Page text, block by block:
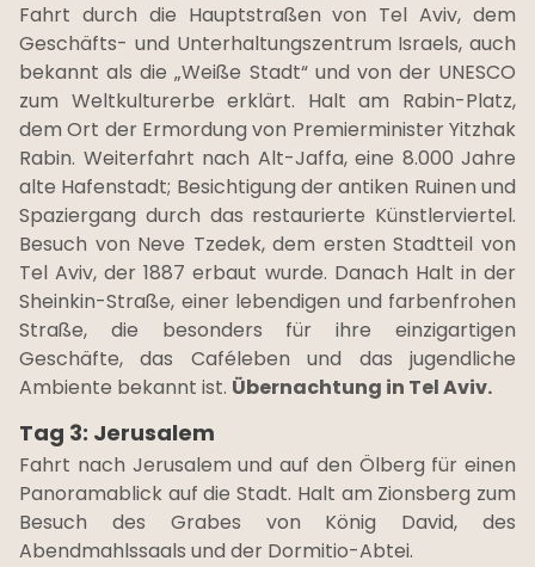
Fahrt durch die Hauptstraßen von Tel Aviv, dem
Geschäfts- und Unterhaltungszentrum Israels, auch
bekannt als die „Weiße Stadt“ und von der UNESCO
zum Weltkulturerbe erklärt. Halt am Rabin-Platz,
dem Ort der Ermordung von Premierminister Yitzhak
Rabin. Weiterfahrt nach Alt-Jaffa, eine 8.000 Jahre
alte Hafenstadt; Besichtigung der antiken Ruinen und
Spaziergang durch das restaurierte Künstlerviertel.
Besuch von Neve Tzedek, dem ersten Stadtteil von
Tel Aviv, der 1887 erbaut wurde. Danach Halt in der
Sheinkin-Straße, einer lebendigen und farbenfrohen
Straße, die besonders für ihre einzigartigen
Geschäfte, das Caféleben und das jugendliche
Ambiente bekannt ist. Übernachtung in Tel Aviv.
Tag 3: Jerusalem
Fahrt nach Jerusalem und auf den Ölberg für einen
Panoramablick auf die Stadt. Halt am Zionsberg zum
Besuch des Grabes von König David, des
Abendmahlssaals und der Dormitio-Abtei.